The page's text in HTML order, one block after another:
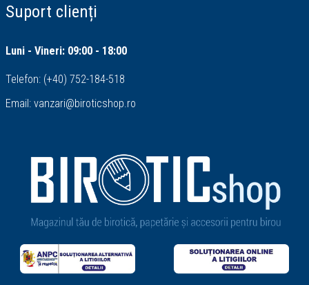
Suport clienți
Luni - Vineri: 09:00 - 18:00
Telefon: (+40) 752-184-518
Email: vanzari@biroticshop.ro